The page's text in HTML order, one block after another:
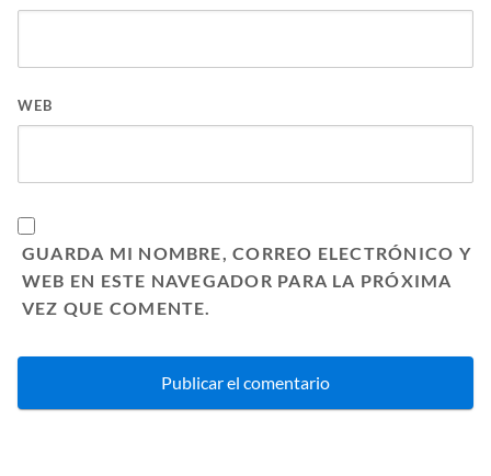
WEB
GUARDA MI NOMBRE, CORREO ELECTRÓNICO Y
WEB EN ESTE NAVEGADOR PARA LA PRÓXIMA
VEZ QUE COMENTE.